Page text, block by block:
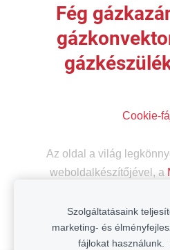
Fég
Cookie-
Az oldal a világ
weboldalkészítőjével, a
Szolgáltatásaink
marketing- és
fájlokat használunk.